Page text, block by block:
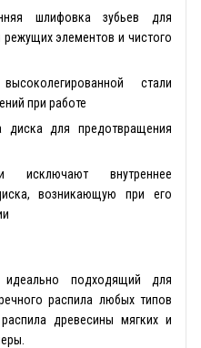
шлифовка зубьев для
элементов и чистого
стали
при работе
диска для предотвращения
исключают внутреннее
возникающую при его
подходящий для
распила любых типов
древесины мягких и